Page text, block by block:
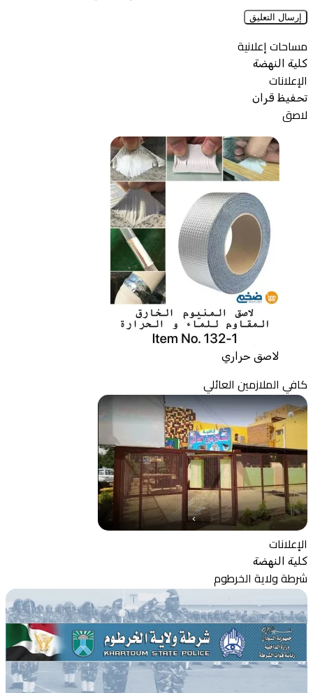
مساحات إعلانية
كلية النهضة
الإعلانات
تحفيظ قران
لاصق
لاصق حراري
كافي الملازمين العائلي
الإعلانات
كلية النهضة
شرطة ولاية الخرطوم